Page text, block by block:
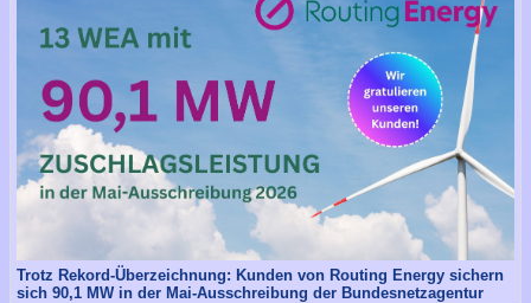
Trotz Rekord-Überzeichnung: Kunden von Routing Energy sichern
sich 90,1 MW in der Mai-Ausschreibung der Bundesnetzagentur